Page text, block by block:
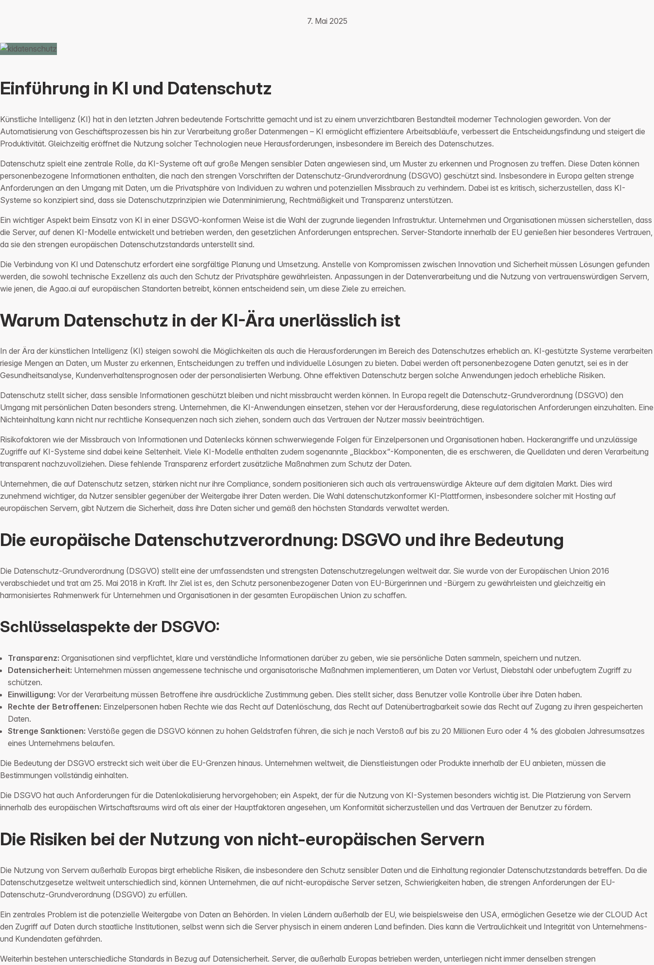
7. Mai 2025
Einführung in KI und Datenschutz
Künstliche Intelligenz (KI) hat in den letzten Jahren bedeutende Fortschritte gemacht und ist zu einem unverzichtbaren Bestandteil moderner Technologien geworden. Von der
Automatisierung von Geschäftsprozessen bis hin zur Verarbeitung großer Datenmengen – KI ermöglicht effizientere Arbeitsabläufe, verbessert die Entscheidungsfindung und steigert die
Produktivität. Gleichzeitig eröffnet die Nutzung solcher Technologien neue Herausforderungen, insbesondere im Bereich des Datenschutzes.
Datenschutz spielt eine zentrale Rolle, da KI-Systeme oft auf große Mengen sensibler Daten angewiesen sind, um Muster zu erkennen und Prognosen zu treffen. Diese Daten können
personenbezogene Informationen enthalten, die nach den strengen Vorschriften der Datenschutz-Grundverordnung (DSGVO) geschützt sind. Insbesondere in Europa gelten strenge
Anforderungen an den Umgang mit Daten, um die Privatsphäre von Individuen zu wahren und potenziellen Missbrauch zu verhindern. Dabei ist es kritisch, sicherzustellen, dass KI-
Systeme so konzipiert sind, dass sie Datenschutzprinzipien wie Datenminimierung, Rechtmäßigkeit und Transparenz unterstützen.
Ein wichtiger Aspekt beim Einsatz von KI in einer DSGVO-konformen Weise ist die Wahl der zugrunde liegenden Infrastruktur. Unternehmen und Organisationen müssen sicherstellen, dass
die Server, auf denen KI-Modelle entwickelt und betrieben werden, den gesetzlichen Anforderungen entsprechen. Server-Standorte innerhalb der EU genießen hier besonderes Vertrauen,
da sie den strengen europäischen Datenschutzstandards unterstellt sind.
Die Verbindung von KI und Datenschutz erfordert eine sorgfältige Planung und Umsetzung. Anstelle von Kompromissen zwischen Innovation und Sicherheit müssen Lösungen gefunden
werden, die sowohl technische Exzellenz als auch den Schutz der Privatsphäre gewährleisten. Anpassungen in der Datenverarbeitung und die Nutzung von vertrauenswürdigen Servern,
wie jenen, die Agao.ai auf europäischen Standorten betreibt, können entscheidend sein, um diese Ziele zu erreichen.
Warum Datenschutz in der KI-Ära unerlässlich ist
In der Ära der künstlichen Intelligenz (KI) steigen sowohl die Möglichkeiten als auch die Herausforderungen im Bereich des Datenschutzes erheblich an. KI-gestützte Systeme verarbeiten
riesige Mengen an Daten, um Muster zu erkennen, Entscheidungen zu treffen und individuelle Lösungen zu bieten. Dabei werden oft personenbezogene Daten genutzt, sei es in der
Gesundheitsanalyse, Kundenverhaltensprognosen oder der personalisierten Werbung. Ohne effektiven Datenschutz bergen solche Anwendungen jedoch erhebliche Risiken.
Datenschutz stellt sicher, dass sensible Informationen geschützt bleiben und nicht missbraucht werden können. In Europa regelt die Datenschutz-Grundverordnung (DSGVO) den
Umgang mit persönlichen Daten besonders streng. Unternehmen, die KI-Anwendungen einsetzen, stehen vor der Herausforderung, diese regulatorischen Anforderungen einzuhalten. Eine
Nichteinhaltung kann nicht nur rechtliche Konsequenzen nach sich ziehen, sondern auch das Vertrauen der Nutzer massiv beeinträchtigen.
Risikofaktoren wie der Missbrauch von Informationen und Datenlecks können schwerwiegende Folgen für Einzelpersonen und Organisationen haben. Hackerangriffe und unzulässige
Zugriffe auf KI-Systeme sind dabei keine Seltenheit. Viele KI-Modelle enthalten zudem sogenannte „Blackbox“-Komponenten, die es erschweren, die Quelldaten und deren Verarbeitung
transparent nachzuvollziehen. Diese fehlende Transparenz erfordert zusätzliche Maßnahmen zum Schutz der Daten.
Unternehmen, die auf Datenschutz setzen, stärken nicht nur ihre Compliance, sondern positionieren sich auch als vertrauenswürdige Akteure auf dem digitalen Markt. Dies wird
zunehmend wichtiger, da Nutzer sensibler gegenüber der Weitergabe ihrer Daten werden. Die Wahl datenschutzkonformer KI-Plattformen, insbesondere solcher mit Hosting auf
europäischen Servern, gibt Nutzern die Sicherheit, dass ihre Daten sicher und gemäß den höchsten Standards verwaltet werden.
Die europäische Datenschutzverordnung: DSGVO und ihre Bedeutung
Die Datenschutz-Grundverordnung (DSGVO) stellt eine der umfassendsten und strengsten Datenschutzregelungen weltweit dar. Sie wurde von der Europäischen Union 2016
verabschiedet und trat am 25. Mai 2018 in Kraft. Ihr Ziel ist es, den Schutz personenbezogener Daten von EU-Bürgerinnen und -Bürgern zu gewährleisten und gleichzeitig ein
harmonisiertes Rahmenwerk für Unternehmen und Organisationen in der gesamten Europäischen Union zu schaffen.
Schlüsselaspekte der DSGVO:
Transparenz: Organisationen sind verpflichtet, klare und verständliche Informationen darüber zu geben, wie sie persönliche Daten sammeln, speichern und nutzen.
Datensicherheit: Unternehmen müssen angemessene technische und organisatorische Maßnahmen implementieren, um Daten vor Verlust, Diebstahl oder unbefugtem Zugriff zu
schützen.
Einwilligung: Vor der Verarbeitung müssen Betroffene ihre ausdrückliche Zustimmung geben. Dies stellt sicher, dass Benutzer volle Kontrolle über ihre Daten haben.
Rechte der Betroffenen: Einzelpersonen haben Rechte wie das Recht auf Datenlöschung, das Recht auf Datenübertragbarkeit sowie das Recht auf Zugang zu ihren gespeicherten
Daten.
Strenge Sanktionen: Verstöße gegen die DSGVO können zu hohen Geldstrafen führen, die sich je nach Verstoß auf bis zu 20 Millionen Euro oder 4 % des globalen Jahresumsatzes
eines Unternehmens belaufen.
Die Bedeutung der DSGVO erstreckt sich weit über die EU-Grenzen hinaus. Unternehmen weltweit, die Dienstleistungen oder Produkte innerhalb der EU anbieten, müssen die
Bestimmungen vollständig einhalten.
Die DSGVO hat auch Anforderungen für die Datenlokalisierung hervorgehoben; ein Aspekt, der für die Nutzung von KI-Systemen besonders wichtig ist. Die Platzierung von Servern
innerhalb des europäischen Wirtschaftsraums wird oft als einer der Hauptfaktoren angesehen, um Konformität sicherzustellen und das Vertrauen der Benutzer zu fördern.
Die Risiken bei der Nutzung von nicht-europäischen Servern
Die Nutzung von Servern außerhalb Europas birgt erhebliche Risiken, die insbesondere den Schutz sensibler Daten und die Einhaltung regionaler Datenschutzstandards betreffen. Da die
Datenschutzgesetze weltweit unterschiedlich sind, können Unternehmen, die auf nicht-europäische Server setzen, Schwierigkeiten haben, die strengen Anforderungen der EU-
Datenschutz-Grundverordnung (DSGVO) zu erfüllen.
Ein zentrales Problem ist die potenzielle Weitergabe von Daten an Behörden. In vielen Ländern außerhalb der EU, wie beispielsweise den USA, ermöglichen Gesetze wie der CLOUD Act
den Zugriff auf Daten durch staatliche Institutionen, selbst wenn sich die Server physisch in einem anderen Land befinden. Dies kann die Vertraulichkeit und Integrität von Unternehmens-
und Kundendaten gefährden.
Weiterhin bestehen unterschiedliche Standards in Bezug auf Datensicherheit. Server, die außerhalb Europas betrieben werden, unterliegen nicht immer denselben strengen